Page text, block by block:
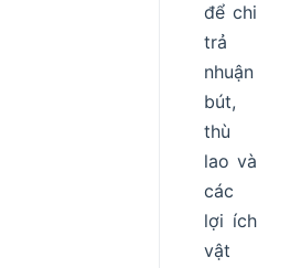
để chi
trả
nhuận
bút,
thù
lao và
các
lợi ích
vật